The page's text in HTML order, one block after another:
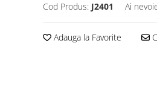
Cod Produs: J2401 Ai
Adauga la Favorite